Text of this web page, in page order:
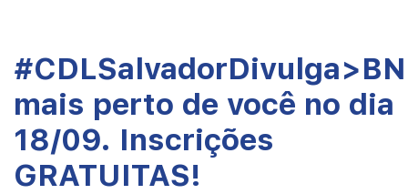
mais perto de você no dia
18/09. Inscrições
GRATUITAS!